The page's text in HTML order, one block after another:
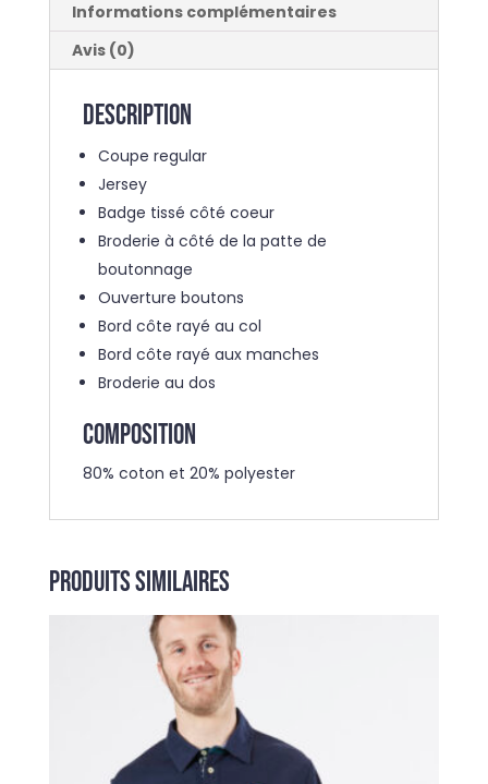
Informations complémentaires
Avis (0)
Description
Coupe regular
Jersey
Badge tissé côté coeur
Broderie à côté de la patte de
boutonnage
Ouverture boutons
Bord côte rayé au col
Bord côte rayé aux manches
Broderie au dos
COMPOSITION
80% coton et 20% polyester
Produits similaires